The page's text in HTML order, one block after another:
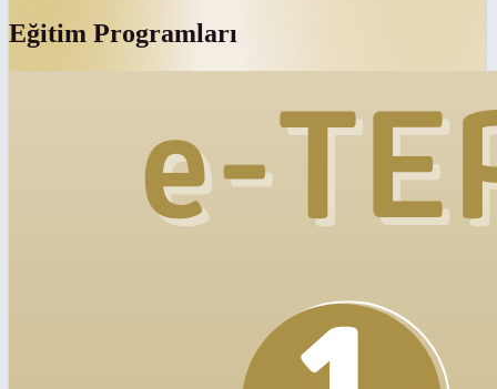
Eğitim Programları